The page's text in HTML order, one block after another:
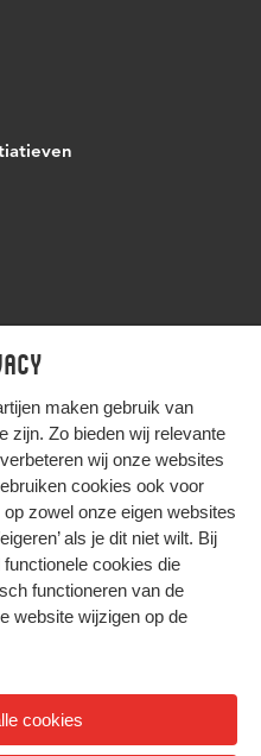
maken gebruik van
zijn. Zo bieden wij relevante
wij onze websites
cookies ook voor
zowel onze eigen websites
als je dit niet wilt. Bij
cookies die
functioneren van de
website wijzigen op de
cookies
SAMEN